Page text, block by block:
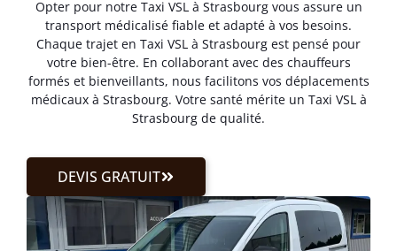
Opter pour notre Taxi VSL à Strasbourg vous assure un
transport médicalisé fiable et adapté à vos besoins.
Chaque trajet en Taxi VSL à Strasbourg est pensé pour
votre bien-être. En collaborant avec des chauffeurs
formés et bienveillants, nous facilitons vos déplacements
médicaux à Strasbourg. Votre santé mérite un Taxi VSL à
Strasbourg de qualité.
DEVIS GRATUIT